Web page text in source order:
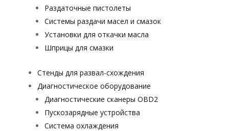
Раздаточные пистолеты
Системы раздачи масел и смазок
Установки для откачки масла
Шприцы для смазки
Стенды для развал-схождения
Диагностическое оборудование
Диагностические сканеры OBD2
Пускозарядные устройства
Система охлаждения